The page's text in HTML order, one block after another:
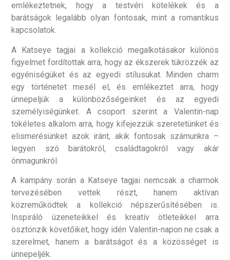
emlékeztetnek, hogy a testvéri kötelékek és a
barátságok legalább olyan fontosak, mint a romantikus
kapcsolatok.
A Katseye tagjai a kollekció megalkotásakor különös
figyelmet fordítottak arra, hogy az ékszerek tükrözzék az
egyéniségüket és az egyedi stílusukat. Minden charm
egy történetet mesél el, és emlékeztet arra, hogy
ünnepeljük a különbözőségeinket és az egyedi
személyiségünket. A csoport szerint a Valentin-nap
tökéletes alkalom arra, hogy kifejezzük szeretetünket és
elismerésünket azok iránt, akik fontosak számunkra –
legyen szó barátokról, családtagokról vagy akár
önmagunkról.
A kampány során a Katseye tagjai nemcsak a charmok
tervezésében vettek részt, hanem aktívan
közreműködtek a kollekció népszerűsítésében is.
Inspiráló üzeneteikkel és kreatív ötleteikkel arra
ösztönzik követőiket, hogy idén Valentin-napon ne csak a
szerelmet, hanem a barátságot és a közösséget is
ünnepeljék.